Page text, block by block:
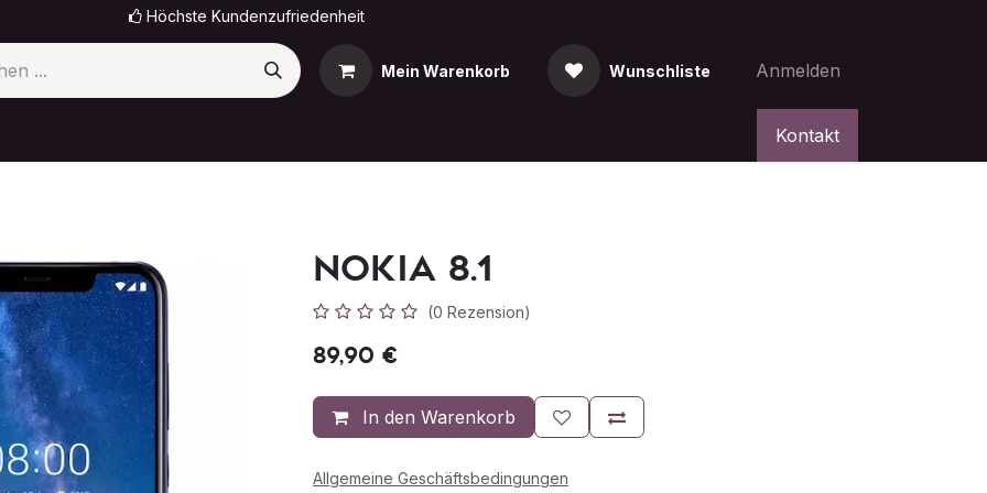
Höchste Kundenzufriedenheit
Mein Warenkorb Wunschliste Anmelden
Kontakt
Nokia 8.1
(0 Rezension)
89,90 €
In den Warenkorb
Allgemeine Geschäftsbedingungen